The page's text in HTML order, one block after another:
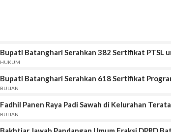
Bupati Batanghari Serahkan 382 Sertifikat PTSL
HUKUM
Bupati Batanghari Serahkan 618 Sertifikat
BULIAN
Fadhil Panen Raya Padi Sawah di Kelurahan
BULIAN